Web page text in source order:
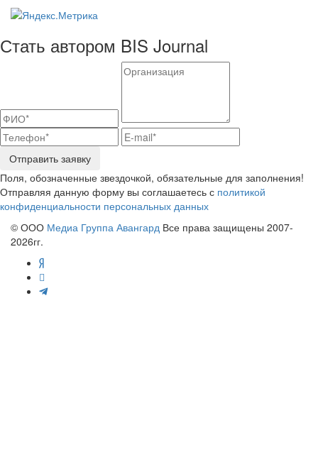
Стать автором BIS Journal
Отправить заявку
Поля, обозначенные звездочкой, обязательные для заполнения!
Отправляя данную форму вы соглашаетесь с политикой
конфиденциальности персональных данных
© ООО Медиа Группа Авангард Все права защищены 2007-
2026гг.